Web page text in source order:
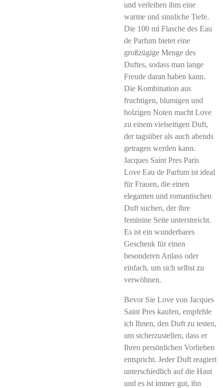
und verleihen ihm eine
warme und sinnliche Tiefe.
Die 100 ml Flasche des Eau
de Parfum bietet eine
großzügige Menge des
Duftes, sodass man lange
Freude daran haben kann.
Die Kombination aus
fruchtigen, blumigen und
holzigen Noten macht Love
zu einem vielseitigen Duft,
der tagsüber als auch abends
getragen werden kann.
Jacques Saint Pres Paris
Love Eau de Parfum ist ideal
für Frauen, die einen
eleganten und romantischen
Duft suchen, der ihre
feminine Seite unterstreicht.
Es ist ein wunderbares
Geschenk für einen
besonderen Anlass oder
einfach, um sich selbst zu
verwöhnen.
Bevor Sie Love von Jacques
Saint Pres kaufen, empfehle
ich Ihnen, den Duft zu testen,
um sicherzustellen, dass er
Ihren persönlichen Vorlieben
entspricht. Jeder Duft reagiert
unterschiedlich auf die Haut
und es ist immer gut, ihn